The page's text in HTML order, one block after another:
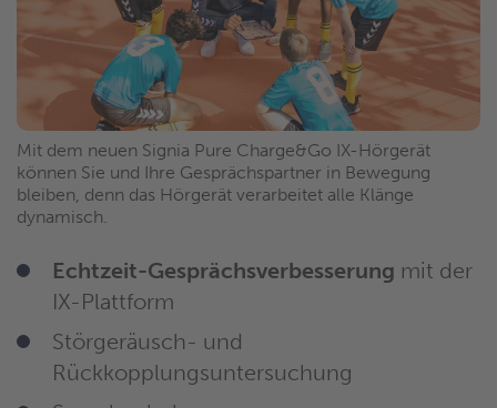
Mit dem neuen Signia Pure Charge&Go IX-Hörgerät
können Sie und Ihre Gesprächspartner in Bewegung
bleiben, denn das Hörgerät verarbeitet alle Klänge
dynamisch.
Echtzeit-Gesprächsverbesserung mit der
IX-Plattform
Störgeräusch- und
Rückkopplungsuntersuchung